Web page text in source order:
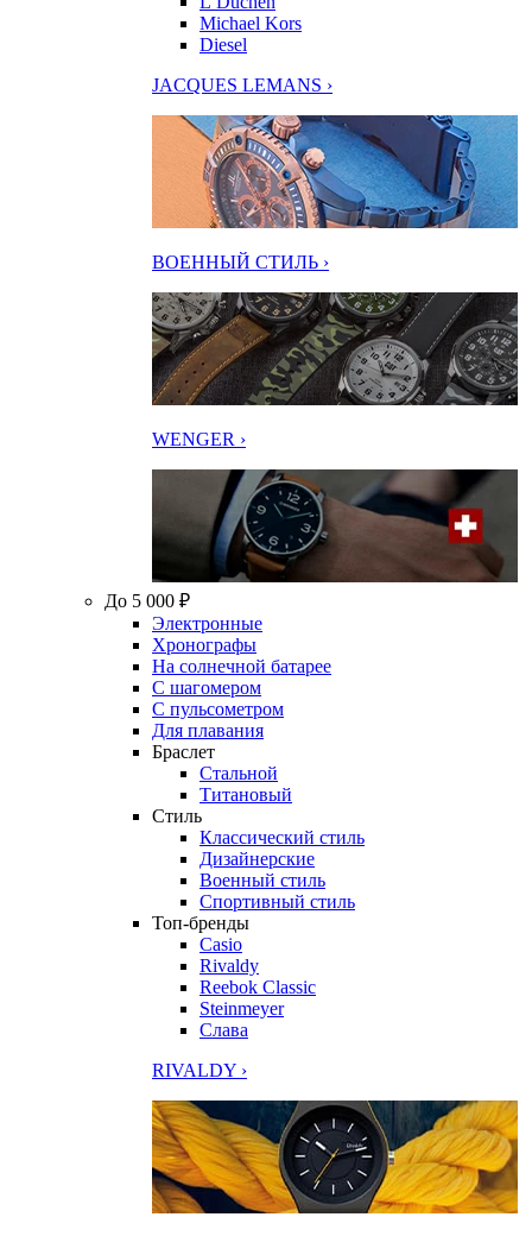
Michael Kors
Diesel
JACQUES LEMANS ›
ВОЕННЫЙ СТИЛЬ ›
WENGER ›
До 5 000 ₽
Электронные
Хронографы
На солнечной батарее
С шагомером
С пульсометром
Для плавания
Браслет
Стальной
Титановый
Стиль
Классический стиль
Дизайнерские
Военный стиль
Спортивный стиль
Топ-бренды
Casio
Rivaldy
Reebok Classic
Steinmeyer
Слава
RIVALDY ›